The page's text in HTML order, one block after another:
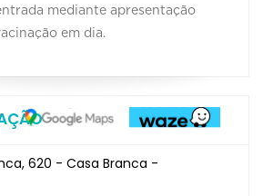
mediante apresentação
em dia.
620 - Casa Branca -